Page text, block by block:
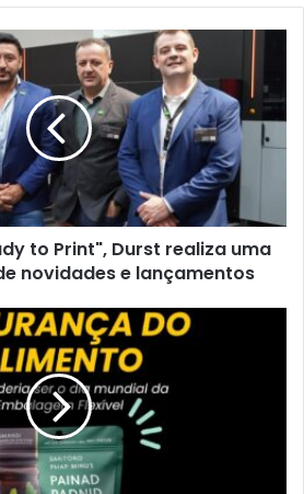
to Print", Durst realiza uma
novidades e lançamentos